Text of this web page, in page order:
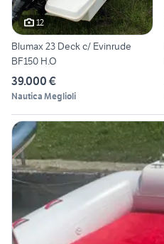
12
Blumax 23 Deck c/ Evinrude
BF150 H.O
39.000 €
Nautica Meglioli